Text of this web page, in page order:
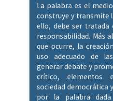
La palabra es el
construye y transmite
ello, debe ser
responsabilidad. Más
que ocurre, la
uso adecuado de
generar debate y
crítico, elementos
sociedad democrática
por la palabra